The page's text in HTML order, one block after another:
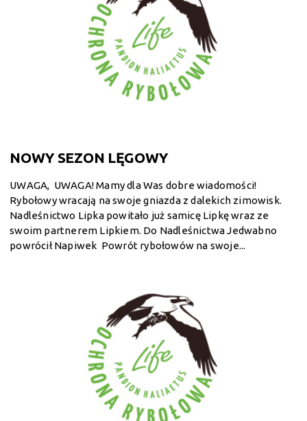
NOWY SEZON LĘGOWY
UWAGA, UWAGA! Mamy dla Was dobre wiadomości!
Rybołowy wracają na swoje gniazda z dalekich zimowisk.
Nadleśnictwo Lipka powitało już samicę Lipkę wraz ze
swoim partnerem Lipkiem. Do Nadleśnictwa Jedwabno
powrócił Napiwek Powrót rybołowów na swoje...